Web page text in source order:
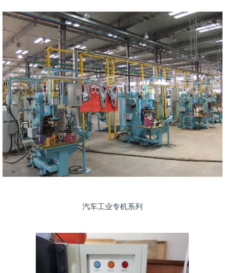
汽车工业专机系列